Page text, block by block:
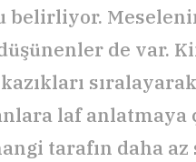
belirliyor.
de var.
laf anlatmaya
tarafın daha